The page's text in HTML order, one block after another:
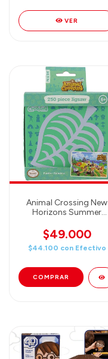
VER
Animal Crossing New
Horizons Summer
Pieces, Officially
Nintendo
(Rompecabezas Animal
$49.000
$44.100 con Efectivo